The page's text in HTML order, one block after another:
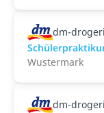
dm-
Wustermark
dm-